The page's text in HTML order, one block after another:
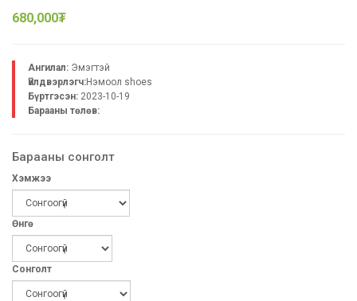
680,000₮
Ангилал: Эмэгтэй
Үйлдвэрлэгч:Нэмоол shoes
Бүртгэсэн: 2023-10-19
Барааны төлөв:
Барааны сонголт
Хэмжээ
Өнгө
Сонголт